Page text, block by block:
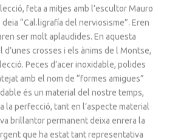
feta a mitjes amb l’escultor Mauro
deia “Cal.ligrafía del nerviosisme”. Eren
ser molt aplaudides. En aquesta
d’unes crosses i els ànims de l Montse,
Peces d’acer inoxidable, polides
amb el nom de “formes amigues”
és un material del nostre temps,
la perfecció, tant en l’aspecte material
brillantor permanent deixa enrera la
que ha estat tant representativa